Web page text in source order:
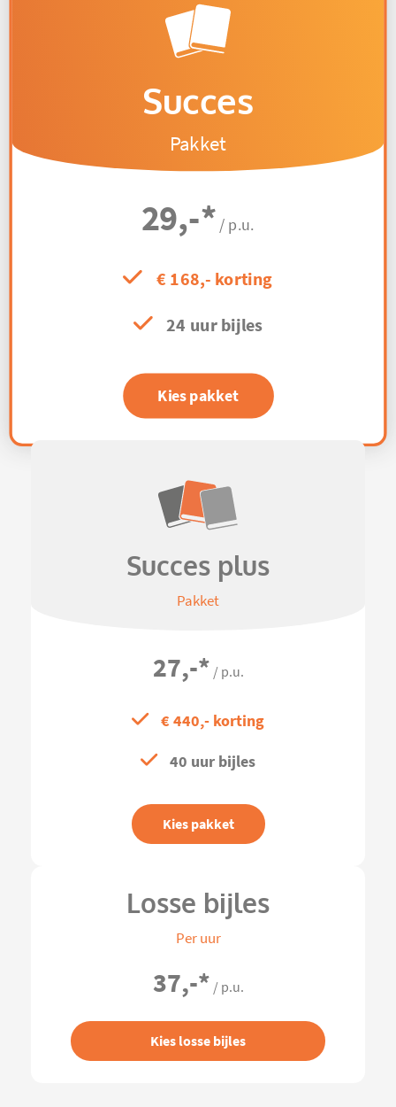
Succes
Pakket
29,-* / p.u.
€ 168,- korting
24 uur bijles
Kies pakket
Succes plus
Pakket
27,-* / p.u.
€ 440,- korting
40 uur bijles
Kies pakket
Losse bijles
Per uur
37,-* / p.u.
Kies losse bijles